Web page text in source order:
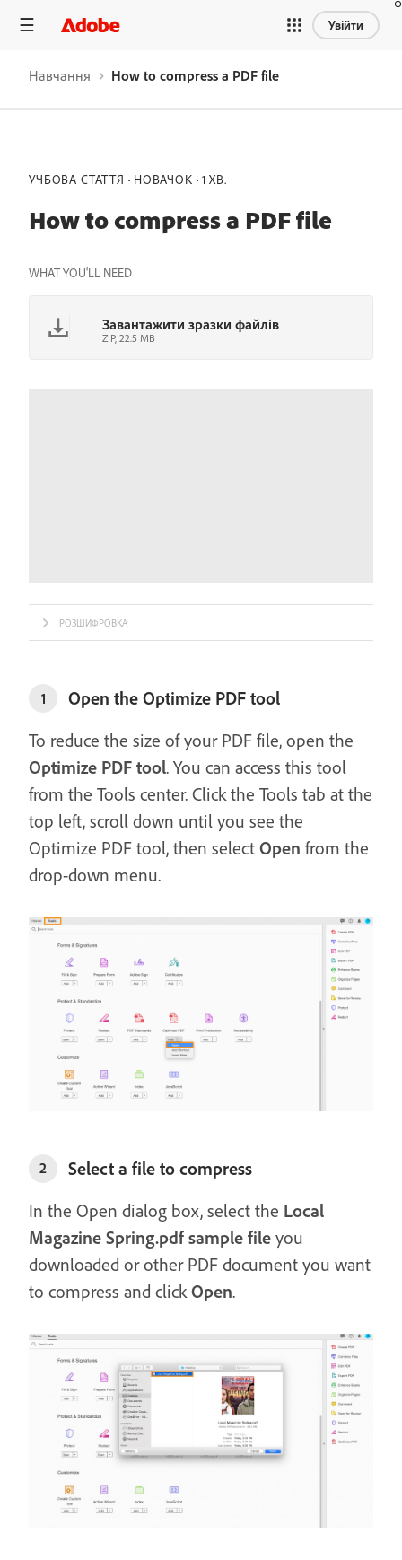
Увійти
Навчання How to compress a PDF file
УЧБОВА СТАТТЯ НОВАЧОК 1 ХВ.
How to compress a PDF file
WHAT YOU'LL NEED
Завантажити зразки файлів
ZIP, 22.5 MB
РОЗШИФРОВКА
1
Open the Optimize PDF tool
To reduce the size of your PDF file, open the
Optimize PDF tool. You can access this tool
from the Tools center. Click the Tools tab at the
top left, scroll down until you see the
Optimize PDF tool, then select Open from the
drop-down menu.
2
Select a file to compress
In the Open dialog box, select the Local
Magazine Spring.pdf sample file you
downloaded or other PDF document you want
to compress and click Open.